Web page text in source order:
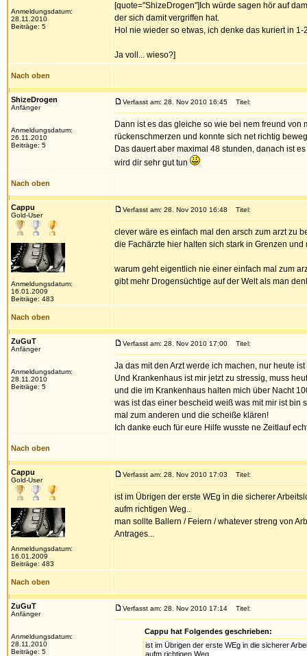
Anmeldungsdatum:
28.11.2010
Beiträge: 5
[quote="ShizeDrogen"]Ich würde sagen hör auf
der sich damit vergriffen hat.
Hol nie wieder so etwas, ich denke das kuriert in
Ja voll... wieso?]
Nach oben
ShizeDrogen
Anfänger
Anmeldungsdatum:
26.11.2010
Beiträge: 5
Verfasst am: 28. Nov 2010 16:45 Titel:
Dann ist es das gleiche so wie bei nem freund
rückenschmerzen und konnte sich net richtig
Das dauert aber maximal 48 stunden, danach ist
wird dir sehr gut tun
Nach oben
Cappu
Gold-User
Anmeldungsdatum:
16.01.2009
Beiträge: 483
Verfasst am: 28. Nov 2010 16:48 Titel:
clever wäre es einfach mal den arsch zum arzt zu
die Fachärzte hier halten sich stark in Grenzen
warum geht eigentlich nie einer einfach mal zum
gibt mehr Drogensüchtige auf der Welt als man
Nach oben
ZuGuT
Anfänger
Anmeldungsdatum:
28.11.2010
Beiträge: 5
Verfasst am: 28. Nov 2010 17:00 Titel:
Ja das mit den Arzt werde ich machen, nur heute
Und Krankenhaus ist mir jetzt zu stressig, muss
und die im Krankenhaus halten mich über Nacht
was ist das einer bescheid weiß was mit mir ist bin
mal zum anderen und die scheiße klären!
Ich danke euch für eure Hilfe wusste ne Zeitlauf
Nach oben
Cappu
Gold-User
Anmeldungsdatum:
16.01.2009
Beiträge: 483
Verfasst am: 28. Nov 2010 17:03 Titel:
ist im Übrigen der erste WEg in die sicherer
aufm richtigen Weg..
man sollte Ballern / Feiern / whatever streng von
Antrages...
Nach oben
ZuGuT
Anfänger
Anmeldungsdatum:
28.11.2010
Beiträge: 5
Verfasst am: 28. Nov 2010 17:14 Titel:
Cappu hat Folgendes geschrieben:
ist im Übrigen der erste WEg in die sicherer
aufm richtigen Weg..